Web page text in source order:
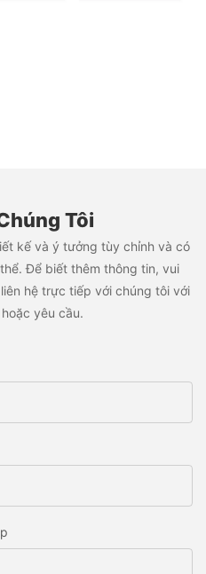
Tôi
kế và ý tưởng tùy chỉnh và có
Để biết thêm thông tin, vui
hệ trực tiếp với chúng tôi với
yêu cầu.